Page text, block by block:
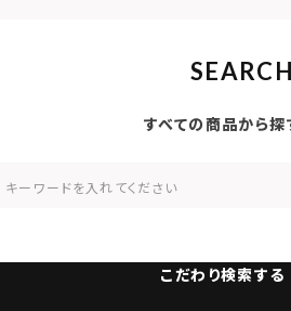
SEARCH
すべての商品から探
こだわり検索する